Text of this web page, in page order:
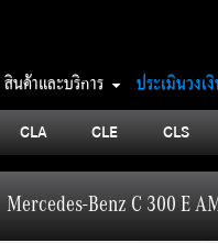
สินค้าและบริการ ประเมินวงเ
CLA CLE CLS
Mercedes-Benz C 300 E